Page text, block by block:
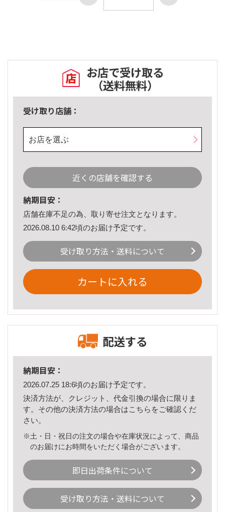
お店で受け取る
（送料無料）
受け取り店舗：
お店を選ぶ
近くの店舗を確認する
納期目安：
店舗在庫不足の為、取り寄せ注文となります。
2026.08.10 6:42頃のお届け予定です。
受け取り方法・送料について
カートに入れる
配送する
納期目安：
2026.07.25 18:6頃のお届け予定です。
決済方法が、クレジット、代金引換の場合に限りま
す。その他の決済方法の場合はこちら をご確認くだ
さい。
※土・日・祝日の注文の場合や在庫状況によって、商品
のお届けにお時間をいただく場合がございます。
即日出荷条件について
受け取り方法・送料について